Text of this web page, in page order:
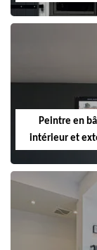
Peintre en
intérieur et